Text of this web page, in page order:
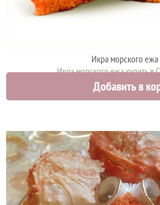
Икра морского ежа
Икра морского ежа купить в
1134 руб.
Добавить в